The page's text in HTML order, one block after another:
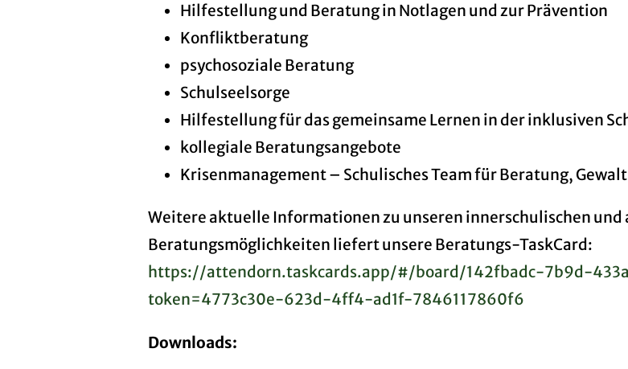
Hilfestellung und Beratung in Notlagen und zur Prävention
Konfliktberatung
psychosoziale Beratung
Schulseelsorge
Hilfestellung für das gemeinsame Lernen in der inklusiven
kollegiale Beratungsangebote
Krisenmanagement – Schulisches Team für Beratung,
Weitere aktuelle Informationen zu unseren innerschulischen und
Beratungsmöglichkeiten liefert unsere Beratungs-TaskCard:
https://attendorn.taskcards.app/#/board/142fbadc-7b9d-
token=4773c30e-623d-4ff4-ad1f-7846117860f6
Downloads: